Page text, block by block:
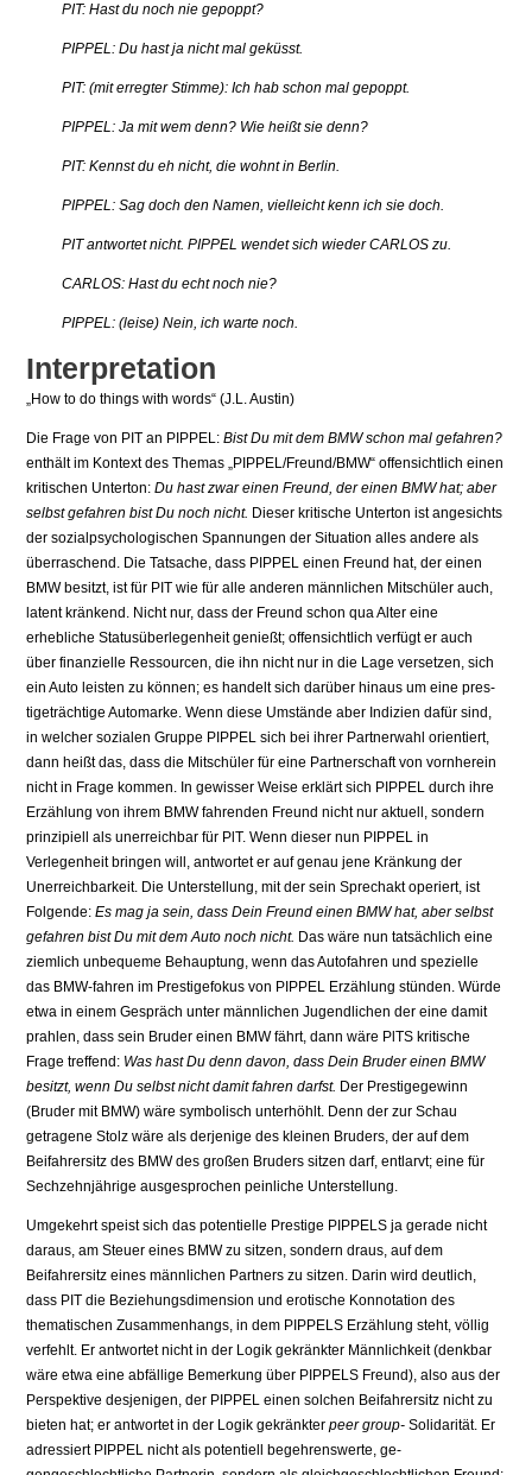
PIT: Hast du noch nie gepoppt?
PIPPEL: Du hast ja nicht mal geküsst.
PIT: (mit erregter Stimme): Ich hab schon mal gepoppt.
PIPPEL: Ja mit wem denn? Wie heißt sie denn?
PIT: Kennst du eh nicht, die wohnt in Berlin.
PIPPEL: Sag doch den Namen, vielleicht kenn ich sie doch.
PIT antwortet nicht. PIPPEL wendet sich wieder CARLOS zu.
CARLOS: Hast du echt noch nie?
PIPPEL: (leise) Nein, ich warte noch.
Interpretation
„How to do things with words“ (J.L. Austin)
Die Frage von PIT an PIPPEL: Bist Du mit dem BMW schon mal gefahren?
enthält im Kon­text des Themas „PIPPEL/Freund/BMW“ offensichtlich einen
kritischen Unterton: Du hast zwar einen Freund, der einen BMW hat; aber
selbst gefahren bist Du noch nicht. Dieser kritische Unterton ist angesichts
der sozialpsychologischen Spannungen der Situation al­les andere als
überraschend. Die Tatsache, dass PIPPEL einen Freund hat, der einen
BMW besitzt, ist für PIT wie für alle anderen männlichen Mitschüler auch,
latent kränkend. Nicht nur, dass der Freund schon qua Alter eine
erhebliche Statusüberlegenheit genießt; offensichtlich verfügt er auch
über finanzielle Ressourcen, die ihn nicht nur in die Lage versetzen, sich
ein Auto leisten zu können; es handelt sich darüber hinaus um eine pres­
tigeträchtige Automarke. Wenn diese Umstände aber Indizien dafür sind,
in welcher sozia­len Gruppe PIPPEL sich bei ihrer Partnerwahl orientiert,
dann heißt das, dass die Mitschü­ler für eine Partnerschaft von vornherein
nicht in Frage kommen. In gewisser Weise er­klärt sich PIPPEL durch ihre
Erzählung von ihrem BMW fahrenden Freund nicht nur aktuell, sondern
prinzipiell als unerreichbar für PlT. Wenn dieser nun PIPPEL in
Verlegenheit brin­gen will, antwortet er auf genau jene Kränkung der
Unerreichbarkeit. Die Unterstellung, mit der sein Sprechakt operiert, ist
Folgende: Es mag ja sein, dass Dein Freund einen BMW hat, aber selbst
gefahren bist Du mit dem Auto noch nicht. Das wäre nun tatsächlich eine
ziemlich unbequeme Behauptung, wenn das Autofahren und spezielle
das BMW-fahren im Prestigefokus von PIPPEL Erzählung stünden. Würde
etwa in einem Gespräch unter männlichen Jugendlichen der eine damit
prahlen, dass sein Bru­der einen BMW fährt, dann wäre PlTS kritische
Frage treffend: Was hast Du denn davon, dass Dein Bruder einen BMW
besitzt, wenn Du selbst nicht damit fahren darfst. Der Pres­tigegewinn
(Bruder mit BMW) wäre symbolisch unterhöhlt. Denn der zur Schau
getragene Stolz wäre als derjenige des kleinen Bruders, der auf dem
Beifahrersitz des BMW des großen Bruders sitzen darf, entlarvt; eine für
Sechzehnjährige ausgesprochen peinliche Unterstellung.
Umgekehrt speist sich das potentielle Prestige PIPPELS ja gerade nicht
daraus, am Steuer eines BMW zu sitzen, sondern draus, auf dem
Beifahrersitz eines männlichen Partners zu sitzen. Darin wird deutlich,
dass PIT die Beziehungsdimension und erotische Konnotation des
thematischen Zusammenhangs, in dem PIPPELS Erzählung steht, völlig
verfehlt. Er antwortet nicht in der Logik gekränkter Männlichkeit (denkbar
wäre etwa eine abfällige Bemerkung über PIPPELS Freund), also aus der
Perspektive desjenigen, der PIPPEL einen solchen Beifahrersitz nicht zu
bieten hat; er antwortet in der Logik gekränk­ter peer group- Solidarität. Er
adressiert PIPPEL nicht als potentiell begehrenswerte, ge­